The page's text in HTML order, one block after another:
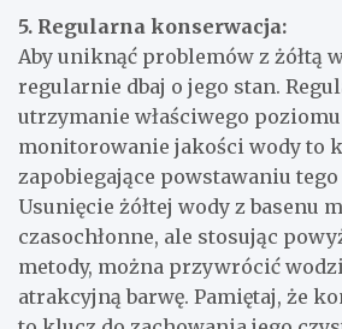
5. Regularna konserwacja:
Aby uniknąć problemów z żółtą
regularnie dbaj o jego stan.
utrzymanie właściwego
monitorowanie jakości wody to
zapobiegające powstawaniu
Usunięcie żółtej wody z basenu
czasochłonne, ale stosując
metody, można przywrócić
atrakcyjną barwę. Pamiętaj, że